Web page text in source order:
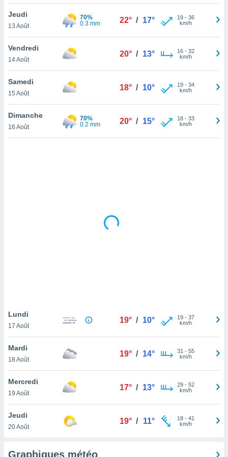
votre
à
en
le
notre
que
et que
Jeudi
13 Août
70%
0.3 mm
22° / 17° 19- 36
km/h
Vendredi
14 Août
20° / 13° 16- 32
km/h
Samedi
15 Août
18° / 10° 19- 34
km/h
Dimanche
16 Août
70%
0.2 mm
20° / 15° 18- 33
km/h
Lundi
17 Août
19° / 10° 19- 37
km/h
Mardi
18 Août
19° / 14° 31 - 55
km/h
Mercredi
19 Août
17° / 13° 29- 52
km/h
Jeudi
20 Août
19° / 11° 18- 41
km/h
Graphiques météo